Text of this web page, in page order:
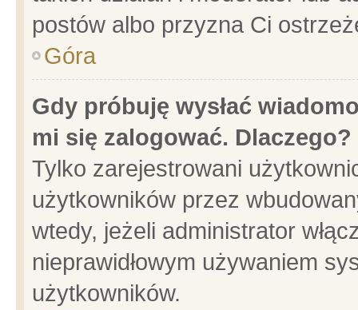
postów albo przyzna Ci
Góra
Gdy próbuję wysłać
mi się zalogować. Dlaczego?
Tylko zarejestrowani
użytkowników przez
wtedy, jeżeli administrator
nieprawidłowym używaniem
użytkowników.